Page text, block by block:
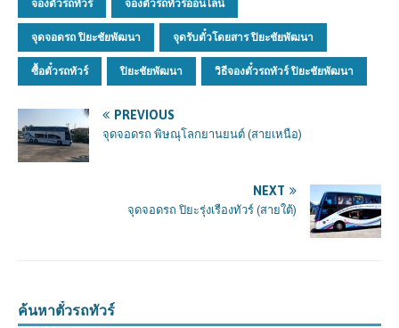
จองตั๋วรถทัวร์ จองตั๋วรถทัวร์ออนไลน์
จุดจอดรถ ปิยะชัยพัฒนา จุดรับตั๋วโดยสาร ปิยะชัยพัฒนา
ซื้อตั๋วรถทัวร์ ปิยะชัยพัฒนา วิธีจองตั๋วรถทัวร์ ปิยะชัยพัฒนา
PREVIOUS
จุดจอดรถ พิษณุโลกยานยนต์ (สายเหนือ)
NEXT
จุดจอดรถ ปิยะรุ่งเรืองทัวร์ (สายใต้)
ค้นหาตั๋วรถทัวร์